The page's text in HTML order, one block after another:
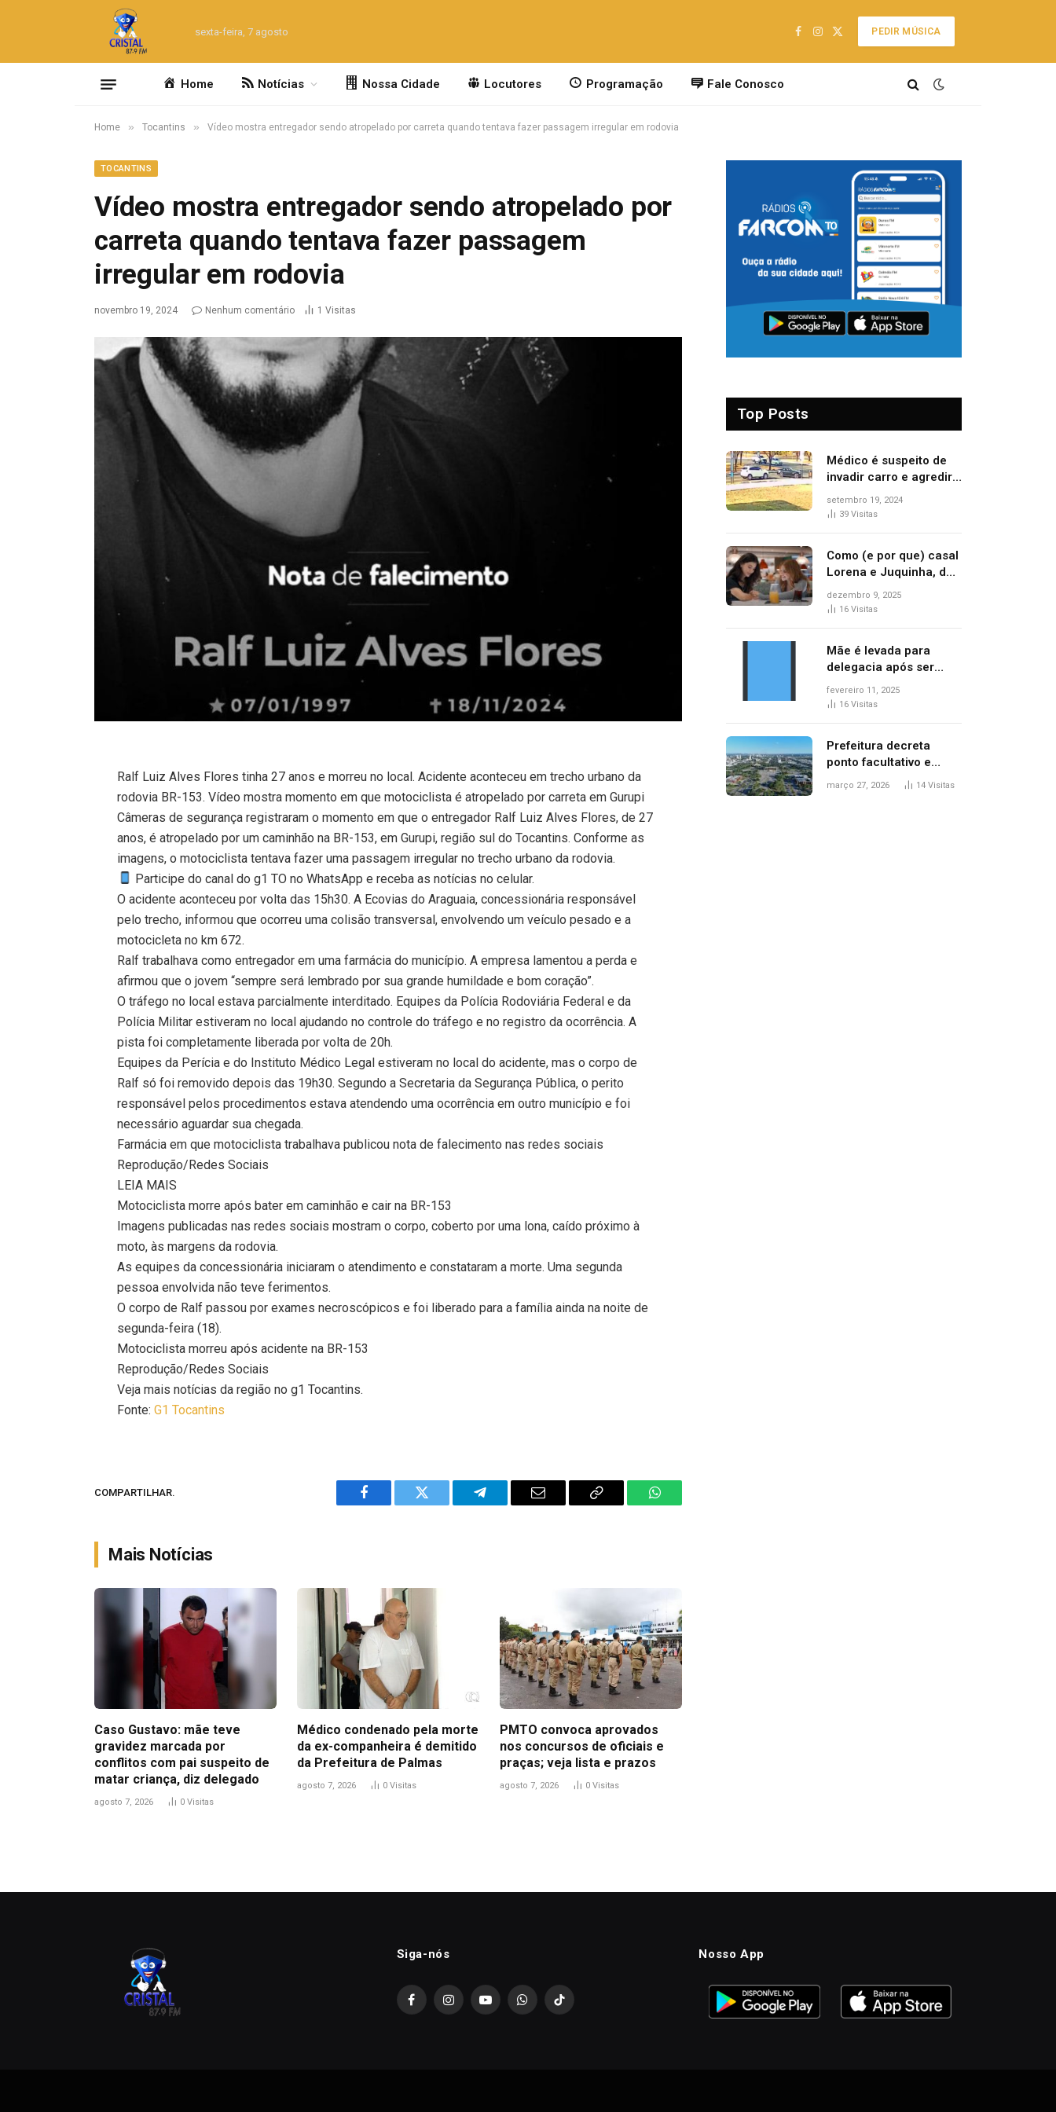
sexta-feira, 7 agosto
Facebook
Instagram
X
PEDIR MÚSICA
Home Notícias Nossa Cidade Locutores Programação Fale Conosco
Home » Tocantins » Vídeo mostra entregador sendo atropelado por carreta quando tentava fazer passagem irregular em rodovia
TOCANTINS
Vídeo mostra entregador sendo atropelado por
carreta quando tentava fazer passagem
irregular em rodovia
novembro 19, 2024 Nenhum comentário 1 Visitas
Ralf Luiz Alves Flores tinha 27 anos e morreu no local. Acidente aconteceu em trecho urbano da
rodovia BR-153. Vídeo mostra momento em que motociclista é atropelado por carreta em Gurupi
Câmeras de segurança registraram o momento em que o entregador Ralf Luiz Alves Flores, de 27
anos, é atropelado por um caminhão na BR-153, em Gurupi, região sul do Tocantins. Conforme as
imagens, o motociclista tentava fazer uma passagem irregular no trecho urbano da rodovia.
Participe do canal do g1 TO no WhatsApp e receba as notícias no celular.
O acidente aconteceu por volta das 15h30. A Ecovias do Araguaia, concessionária responsável
pelo trecho, informou que ocorreu uma colisão transversal, envolvendo um veículo pesado e a
motocicleta no km 672.
Ralf trabalhava como entregador em uma farmácia do município. A empresa lamentou a perda e
afirmou que o jovem “sempre será lembrado por sua grande humildade e bom coração”.
O tráfego no local estava parcialmente interditado. Equipes da Polícia Rodoviária Federal e da
Polícia Militar estiveram no local ajudando no controle do tráfego e no registro da ocorrência. A
pista foi completamente liberada por volta de 20h.
Equipes da Perícia e do Instituto Médico Legal estiveram no local do acidente, mas o corpo de
Ralf só foi removido depois das 19h30. Segundo a Secretaria da Segurança Pública, o perito
responsável pelos procedimentos estava atendendo uma ocorrência em outro município e foi
necessário aguardar sua chegada.
Farmácia em que motociclista trabalhava publicou nota de falecimento nas redes sociais
Reprodução/Redes Sociais
LEIA MAIS
Motociclista morre após bater em caminhão e cair na BR-153
Imagens publicadas nas redes sociais mostram o corpo, coberto por uma lona, caído próximo à
moto, às margens da rodovia.
As equipes da concessionária iniciaram o atendimento e constataram a morte. Uma segunda
pessoa envolvida não teve ferimentos.
O corpo de Ralf passou por exames necroscópicos e foi liberado para a família ainda na noite de
segunda-feira (18).
Motociclista morreu após acidente na BR-153
Reprodução/Redes Sociais
Veja mais notícias da região no g1 Tocantins.
Fonte:G1 Tocantins
COMPARTILHAR.
Facebook Twitter Telegram Email
Copy
WhatsApp
Mais Notícias
Caso Gustavo: mãe teve
gravidez marcada por
conflitos com pai suspeito de
matar criança, diz delegado
agosto 7, 2026 0 Visitas
Médico condenado pela morte
da ex-companheira é demitido
da Prefeitura de Palmas
agosto 7, 2026 0 Visitas
PMTO convoca aprovados
nos concursos de oficiais e
praças; veja lista e prazos
agosto 7, 2026 0 Visitas
Top Posts
Médico é suspeito de
invadir carro e agredir
delegado aposentado
durante confusão no
setembro 19, 2024
39 Visitas
Como (e por que) casal
Lorena e Juquinha, de
‘Três Graças’, ganhou
repercussão
dezembro 9, 2025
16 Visitas
Mãe é levada para
delegacia após ser
denunciada por maus-
tratos contra dois
fevereiro 11, 2025
16 Visitas
Prefeitura decreta
ponto facultativo e
servidores públicos
março 27, 2026 14 Visitas
Siga-nós
FacebookInstagramYouTubeWhatsAppTikTok
Nosso App